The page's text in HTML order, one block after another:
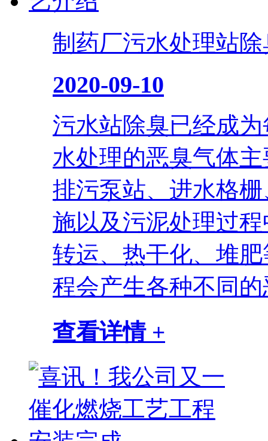
制药厂污水处理站
2020-09-10
污水站除臭已经成
水处理的恶臭气体
排污泵站、进水格
施以及污泥处理过
转运、热干化、堆
程会产生各种不同
查看详情 +